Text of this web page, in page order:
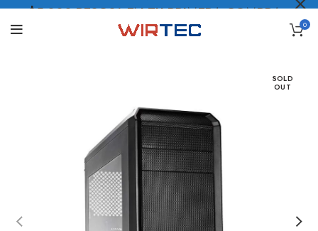
0
SOLD
OUT
$5.000 PESOS* EN TU PRIMERA COMPRA